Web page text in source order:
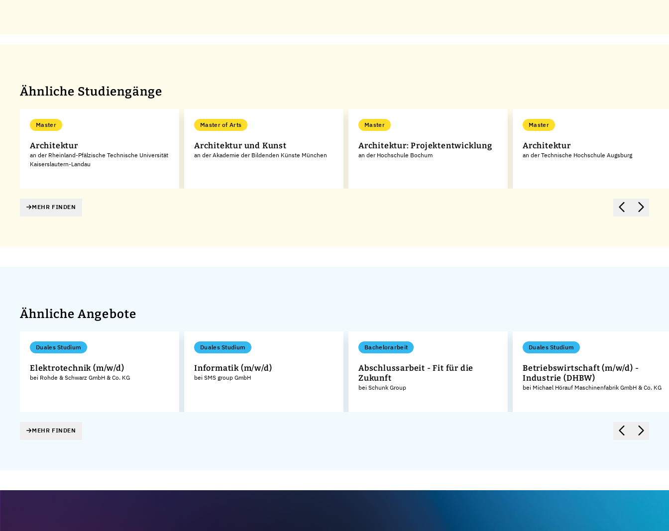
Ähnliche Studiengänge
Master
Architektur
an der Rheinland-Pfälzische Technische Universität
Kaiserslautern-Landau
Master of Arts
Architektur und Kunst
an der Akademie der Bildenden Künste München
Master
Architektur: Projektentwicklung
an der Hochschule Bochum
Master
Architektur
an der Technische Hochschule Augsburg
MEHR FINDEN
Ähnliche Angebote
Duales Studium
Elektrotechnik (m/w/d)
bei Rohde & Schwarz GmbH & Co. KG
Duales Studium
Informatik (m/w/d)
bei SMS group GmbH
Bachelorarbeit
Abschlussarbeit - Fit für die
Zukunft
bei Schunk Group
Duales Studium
Betriebswirtschaft (m/w/d) -
Industrie (DHBW)
bei Michael Hörauf Maschinenfabrik GmbH & Co. KG
MEHR FINDEN